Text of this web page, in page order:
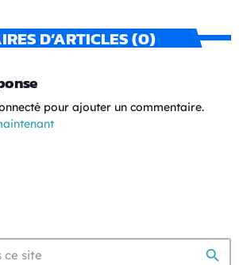
D’ARTICLES (0)
pour ajouter un commentaire.
search